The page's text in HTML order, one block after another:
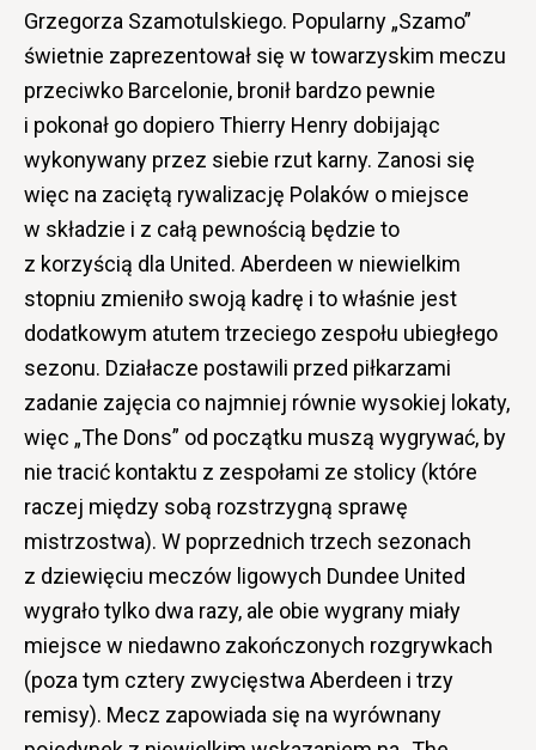
Grzegorza Szamotulskiego. Popularny „Szamo”
świetnie zaprezentował się w towarzyskim meczu
przeciwko Barcelonie, bronił bardzo pewnie
i pokonał go dopiero Thierry Henry dobijając
wykonywany przez siebie rzut karny. Zanosi się
więc na zaciętą rywalizację Polaków o miejsce
w składzie i z całą pewnością będzie to
z korzyścią dla United. Aberdeen w niewielkim
stopniu zmieniło swoją kadrę i to właśnie jest
dodatkowym atutem trzeciego zespołu ubiegłego
sezonu. Działacze postawili przed piłkarzami
zadanie zajęcia co najmniej równie wysokiej lokaty,
więc „The Dons” od początku muszą wygrywać, by
nie tracić kontaktu z zespołami ze stolicy (które
raczej między sobą rozstrzygną sprawę
mistrzostwa). W poprzednich trzech sezonach
z dziewięciu meczów ligowych Dundee United
wygrało tylko dwa razy, ale obie wygrany miały
miejsce w niedawno zakończonych rozgrywkach
(poza tym cztery zwycięstwa Aberdeen i trzy
remisy). Mecz zapowiada się na wyrównany